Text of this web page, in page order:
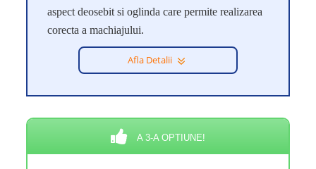
aspect deosebit si oglinda care permite realizarea
corecta a machiajului.
Afla Detalii
A 3-A OPTIUNE!